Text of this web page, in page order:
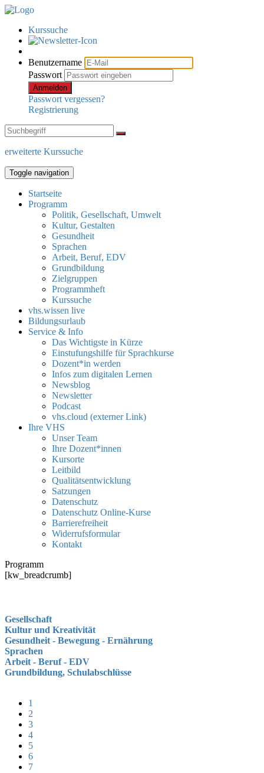
Kurssuche
Benutzername
Passwort
Anmelden
Passwort vergessen?
Registrierung
erweiterte Kurssuche
Toggle navigation
Startseite
Programm
Politik, Gesellschaft, Umwelt
Kultur, Gestalten
Gesundheit
Sprachen
Arbeit, Beruf, EDV
Grundbildung
Zielgruppen
Programmheft
Kurssuche
vhs.wissen live
Bildungsurlaub
Service & Info
Das Wichtigste in Kürze
Einstufungshilfe für Sprachkurse
Dozent*in werden
Infos zum digitalen Lernen
Newsblog
Newsletter
Podcast
vhs.cloud (externer Link)
Ihre VHS
Unser Team
Ihre Dozent*innen
Kursorte
Leitbild
Qualitätsentwicklung
Satzungen
Datenschutz
Datenschutz Online-Kurse
Barrierefreiheit
Widerrufsformular
Kontakt
Programm
[kw_breadcrumb]
Gesellschaft
Kultur und Kreativität
Gesundheit - Bewegung - Ernährung
Sprachen
Arbeit - Beruf - EDV
Grundbildung, Schulabschlüsse
1
2
3
4
5
6
7